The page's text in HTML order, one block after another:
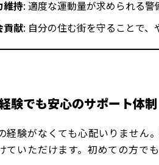
維持: 適度な運動量が求められる警
貢献: 自分の住む街を守ることで、
験でも安心のサポート体制
経験がなくても心配いりません
ていただけます。初めての方で